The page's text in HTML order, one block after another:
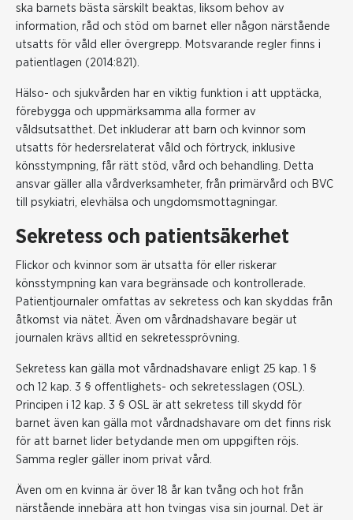
ska barnets bästa särskilt beaktas, liksom behov av
information, råd och stöd om barnet eller någon närstående
utsatts för våld eller övergrepp. Motsvarande regler finns i
patientlagen (2014:821).
Hälso- och sjukvården har en viktig funktion i att upptäcka,
förebygga och uppmärksamma alla former av
våldsutsatthet. Det inkluderar att barn och kvinnor som
utsatts för hedersrelaterat våld och förtryck, inklusive
könsstympning, får rätt stöd, vård och behandling. Detta
ansvar gäller alla vårdverksamheter, från primärvård och BVC
till psykiatri, elevhälsa och ungdomsmottagningar.
Sekretess och patientsäkerhet
Flickor och kvinnor som är utsatta för eller riskerar
könsstympning kan vara begränsade och kontrollerade.
Patientjournaler omfattas av sekretess och kan skyddas från
åtkomst via nätet. Även om vårdnadshavare begär ut
journalen krävs alltid en sekretessprövning.
Sekretess kan gälla mot vårdnadshavare enligt 25 kap. 1 §
och 12 kap. 3 § offentlighets- och sekretesslagen (OSL).
Principen i 12 kap. 3 § OSL är att sekretess till skydd för
barnet även kan gälla mot vårdnadshavare om det finns risk
för att barnet lider betydande men om uppgiften röjs.
Samma regler gäller inom privat vård.
Även om en kvinna är över 18 år kan tvång och hot från
närstående innebära att hon tvingas visa sin journal. Det är